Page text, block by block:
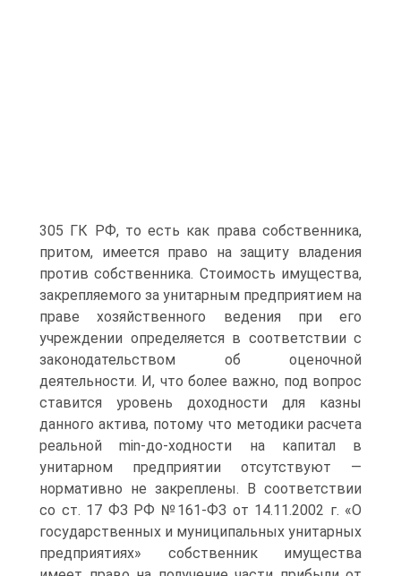
305 ГК РФ, то есть как права собственника,
притом, имеется право на защиту владения
против собственника. Стоимость имущества,
закрепляемого за унитарным предприятием на
праве хозяйственного ведения при его
учреждении определяется в соответствии с
законодательством об оценочной
деятельности. И, что более важно, под вопрос
ставится уровень доходности для казны
данного актива, потому что методики расчета
реальной min-до-ходности на капитал в
унитарном предприятии отсутствуют —
нормативно не закреплены. В соответствии
со ст. 17 ФЗ РФ №161-ФЗ от 14.11.2002 г. «О
государственных и муниципальных унитарных
предприятиях» собственник имущества